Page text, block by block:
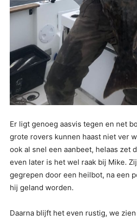
Er ligt genoeg aasvis tegen en net
grote rovers kunnen haast niet ver
ook al snel een aanbeet, helaas zet
even later is het wel raak bij Mike.
gegrepen door een heilbot, na een
hij geland worden.
Daarna blijft het even rustig, we